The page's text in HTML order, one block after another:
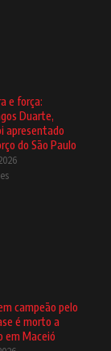
e força:
Duarte,
apresentado
do São Paulo
campeão pelo
é morto a
em Maceió